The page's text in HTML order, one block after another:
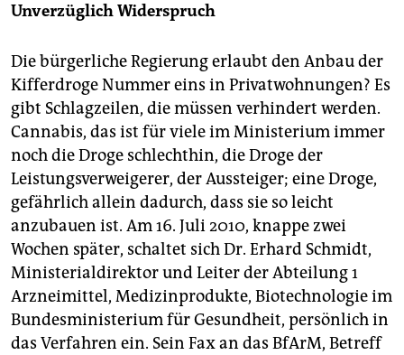
Unverzüglich Widerspruch
Die bürgerliche Regierung erlaubt den Anbau der
Kifferdroge Nummer eins in Privatwohnungen? Es
gibt Schlagzeilen, die müssen verhindert werden.
Cannabis, das ist für viele im Ministerium immer
noch die Droge schlechthin, die Droge der
Leistungsverweigerer, der Aussteiger; eine Droge,
gefährlich allein dadurch, dass sie so leicht
anzubauen ist. Am 16. Juli 2010, knappe zwei
Wochen später, schaltet sich Dr. Erhard Schmidt,
Ministerialdirektor und Leiter der Abteilung 1
Arzneimittel, Medizinprodukte, Biotechnologie im
Bundesministerium für Gesundheit, persönlich in
das Verfahren ein. Sein Fax an das BfArM, Betreff